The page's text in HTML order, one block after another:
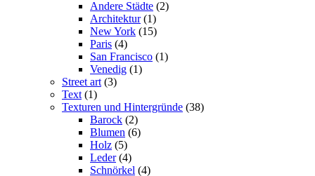
Andere Städte (2)
Architektur (1)
New York (15)
Paris (4)
San Francisco (1)
Venedig (1)
Street art (3)
Text (1)
Texturen und Hintergründe (38)
Barock (2)
Blumen (6)
Holz (5)
Leder (4)
Schnörkel (4)